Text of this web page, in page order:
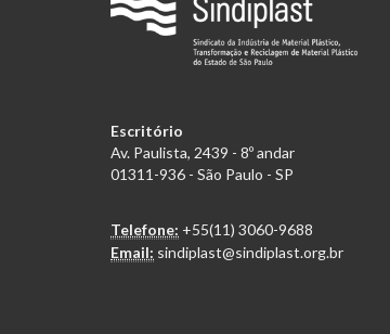
Escritório
Av. Paulista, 2439 - 8º andar
01311-936 - São Paulo - SP
Telefone: +55(11) 3060-9688
Email: sindiplast@sindiplast.org.br